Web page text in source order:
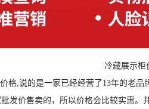
冷藏展示柜
,说的是一家已经经营了13年的老
发价售卖的，所以价格会比较实惠